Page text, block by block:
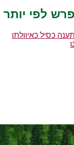
לפי
כסיל כאיוולתו